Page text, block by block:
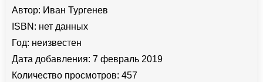
Автор: Иван Тургенев
ISBN: нет данных
Год: неизвестен
Дата добавления: 7 февраль 2019
Количество просмотров: 457